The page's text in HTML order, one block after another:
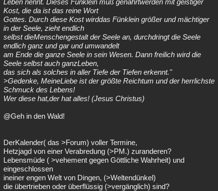
Leben nennt. Dieses Fünklein muß genährtwerden mit geistiger
Kost, die da ist das reine Wort
Gottes. Durch diese Kost wirddas Fünklein größer und mächtiger
in der Seele, zieht endlich
selbst dieMenschengestalt der Seele an, durchdringt die Seele
endlich ganz und gar und umwandelt
am Ende die ganze Seele in sein Wesen. Dann freilich wird die
Seele selbst auch ganzLeben,
das sich als solches in aller Tiefe der Tiefen erkennt."
>Gedenke, MeineLiebe ist der größte Reichtum und der herrlichste
Schmuck des Lebens!
Wer diese hat,der hat alles! (Jesus Christus)
@Geh in den Wald!
DerKalender( das >Forum) voller Termine,
Hetzjagd von einer Verabredung (>PM.) zuranderen?
Lebensmüde ( >vehement gegen Göttliche Wahrheit) und
eingeschlossen
ineiner engen Welt von Dingen, (>Weltendünkel)
die übertrieben oder überflüssig (>vergänglich) sind?